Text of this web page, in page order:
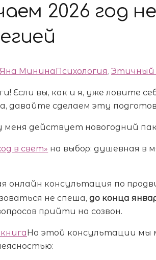
2026 год
Яна МининаПсихология, Этичный
Если вы, как и я, уже ловите
давайте сделаем эту
меня действует новогодний
в свет» на выбор: душевная в
онлайн консультация по
не спеша, до конца
прийти на созвон.
На этой консультации мы